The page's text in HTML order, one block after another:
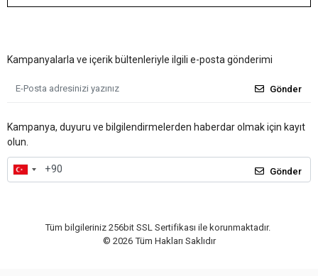
Kampanyalarla ve içerik bültenleriyle ilgili e-posta gönderimi
Gönder
Kampanya, duyuru ve bilgilendirmelerden haberdar olmak için kayıt
olun.
Gönder
Tüm bilgileriniz 256bit SSL Sertifikası ile korunmaktadır.
© 2026 Tüm Hakları Saklıdır